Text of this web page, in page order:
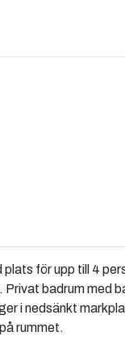
för upp till 4
Privat badrum med
i nedsänkt
rummet.